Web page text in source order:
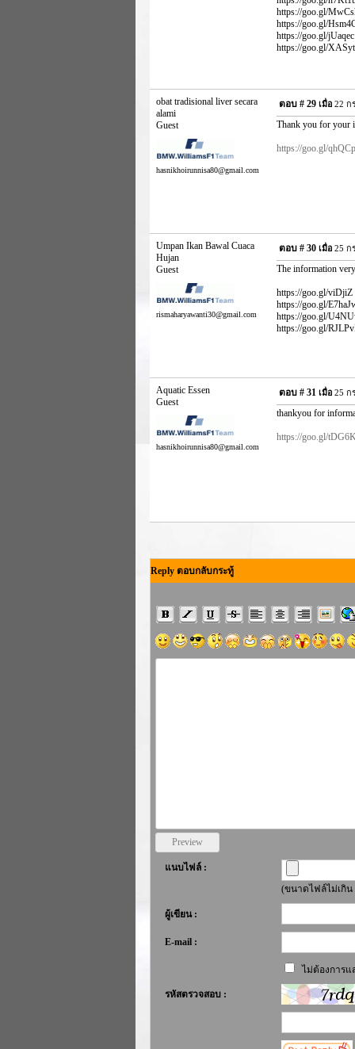
https://goo.gl/
https://goo.gl/
https://goo.gl/
https://goo.gl/
obat tradisional liver secara
alami
Guest
hasnikhoirunnisa80@gmail.com
ตอบ # 29 เมื่อ 22 ก
Thank you for your
https://goo.gl/
Umpan Ikan Bawal Cuaca
Hujan
Guest
rismaharyawanti30@gmail.com
ตอบ # 30 เมื่อ 25 ก
The information
https://goo.gl/viDjiZ
https://goo.gl/
https://goo.gl/
https://goo.gl/
Aquatic Essen
Guest
hasnikhoirunnisa80@gmail.com
ตอบ # 31 เมื่อ 25 ก
thankyou for
https://goo.gl/
Reply ตอบกลับกระทู้
แนบไฟล์ :
(ขนาดไฟล์ไม่เกิน
ผู้เขียน :
E-mail :
ไม่ต้องการแ
รหัสตรวจสอบ :